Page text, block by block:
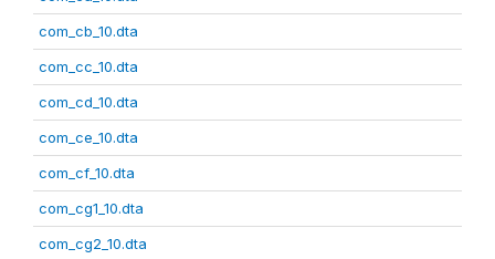
com_cb_10.dta
com_cc_10.dta
com_cd_10.dta
com_ce_10.dta
com_cf_10.dta
com_cg1_10.dta
com_cg2_10.dta